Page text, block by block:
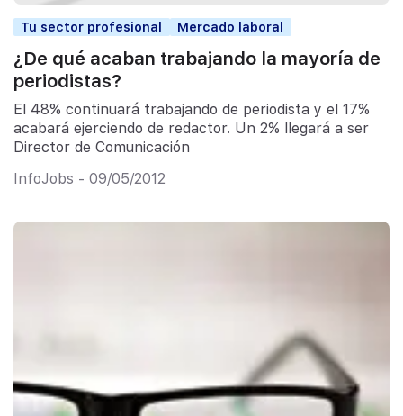
Tu sector profesional Mercado laboral
¿De qué acaban trabajando la mayoría de
periodistas?
El 48% continuará trabajando de periodista y el 17%
acabará ejerciendo de redactor. Un 2% llegará a ser
Director de Comunicación
InfoJobs - 09/05/2012